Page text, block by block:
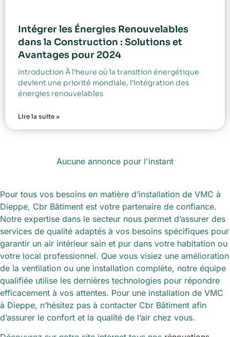
Intégrer les Énergies Renouvelables
dans la Construction : Solutions et
Avantages pour 2024
Introduction À l’heure où la transition énergétique
devient une priorité mondiale, l’intégration des
énergies renouvelables
Lire la suite »
Aucune annonce pour l'instant
Pour tous vos besoins en matière d’installation de VMC à
Dieppe, Cbr Bâtiment est votre partenaire de confiance.
Notre expertise dans le secteur nous permet d’assurer des
services de qualité adaptés à vos besoins spécifiques pour
garantir un air intérieur sain et pur dans votre habitation ou
votre local professionnel. Que vous visiez une amélioration
de la ventilation ou une installation complète, notre équipe
qualifiée utilise les dernières technologies pour répondre
efficacement à vos attentes. Pour une installation de VMC
à Dieppe, n’hésitez pas à contacter Cbr Bâtiment afin
d’assurer le confort et la qualité de l’air chez vous.